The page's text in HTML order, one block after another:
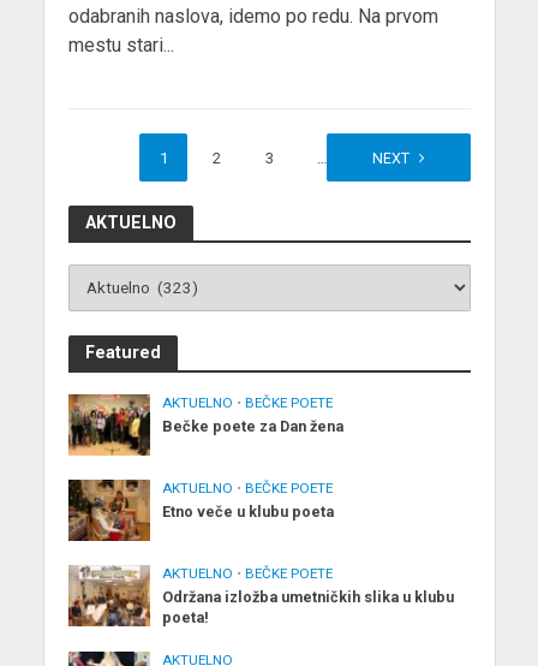
odabranih naslova, idemo po redu. Na prvom
mestu stari...
1 2 3 65
NEXT
AKTUELNO
Featured
AKTUELNO • BEČKE POETE
Bečke poete za Dan žena
AKTUELNO • BEČKE POETE
Etno veče u klubu poeta
AKTUELNO • BEČKE POETE
Održana izložba umetničkih slika u klubu
poeta!
AKTUELNO